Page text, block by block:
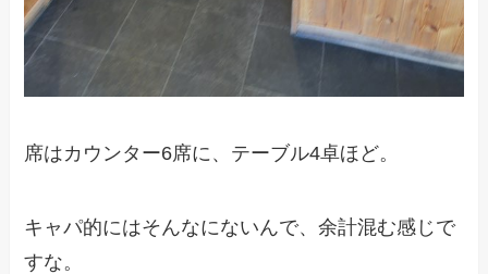
席はカウンター6席に、テーブル4卓ほど。
キャパ的にはそんなにないんで、余計混む感じで
すな。